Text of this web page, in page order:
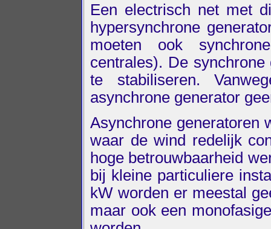
Een electrisch net met
hypersynchrone
moeten ook
centrales). De
te stabiliseren.
asynchrone generator
Asynchrone generatoren
waar de wind redelijk
hoge betrouwbaarheid
bij kleine particuliere
kW worden er meestal
maar ook een